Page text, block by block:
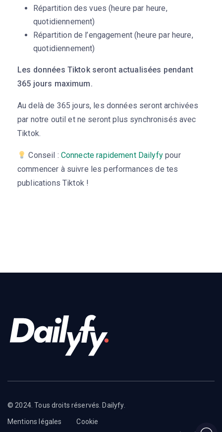
Répartition des vues (heure par heure,
quotidiennement)
Répartition de l’engagement (heure par heure,
quotidiennement)
Les données Tiktok seront actualisées pendant
365 jours maximum.
Au delà de 365 jours, les données seront archivées
par notre outil et ne seront plus synchronisés avec
Tiktok.
Conseil : Connecte rapidement Dailyfypour
commencer à suivre les performances de tes
publications Tiktok !
© 2024. Tous droits réservés. Dailyfy.
Mentions légales
Cookie